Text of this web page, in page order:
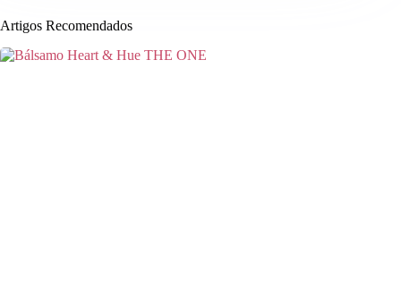
Artigos Recomendados